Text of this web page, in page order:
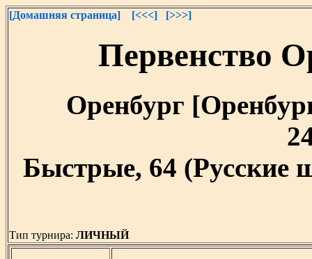
[Домашняя страница] [<<<] [>>>]
Первенство
Оренбург
Быстрые, 64 (Русские
Тип турнира: ЛИЧНЫЙ